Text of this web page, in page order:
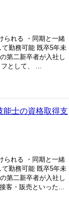
られる ・同期と一緒
勤務可能 既卒5年未
第二新卒者が入社し
として、 ...
能士の資格取得支
られる ・同期と一緒
勤務可能 既卒5年未
第二新卒者が入社し
客・販売といった...